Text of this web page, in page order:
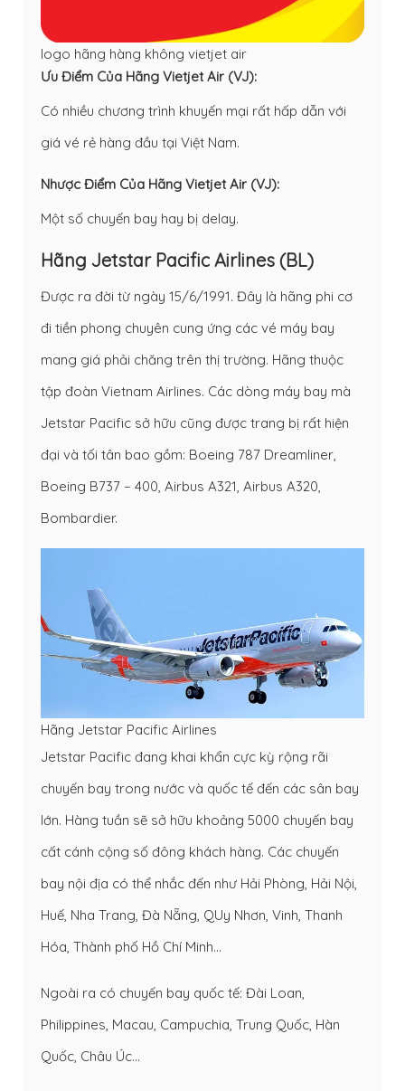
logo hãng hàng không vietjet air
Ưu Điểm Của Hãng Vietjet Air (VJ):
Có nhiều chương trình khuyến mại rất hấp dẫn với
giá vé rẻ hàng đầu tại Việt Nam.
Nhược Điểm Của Hãng Vietjet Air (VJ):
Một số chuyến bay hay bị delay.
Hãng Jetstar Pacific Airlines (BL)
Được ra đời từ ngày 15/6/1991. Đây là hãng phi cơ
đi tiền phong chuyên cung ứng các vé máy bay
mang giá phải chăng trên thị trường. Hãng thuộc
tập đoàn Vietnam Airlines. Các dòng máy bay mà
Jetstar Pacific sở hữu cũng được trang bị rất hiện
đại và tối tân bao gồm: Boeing 787 Dreamliner,
Boeing B737 – 400, Airbus A321, Airbus A320,
Bombardier.
Hãng Jetstar Pacific Airlines
Jetstar Pacific đang khai khẩn cực kỳ rộng rãi
chuyến bay trong nước và quốc tế đến các sân bay
lớn. Hàng tuần sẽ sở hữu khoảng 5000 chuyến bay
cất cánh cộng số đông khách hàng. Các chuyến
bay nội địa có thể nhắc đến như Hải Phòng, Hải Nội,
Huế, Nha Trang, Đà Nẵng, QUy Nhơn, Vinh, Thanh
Hóa, Thành phố Hồ Chí Minh…
Ngoài ra có chuyến bay quốc tế: Đài Loan,
Philippines, Macau, Campuchia, Trung Quốc, Hàn
Quốc, Châu Úc…